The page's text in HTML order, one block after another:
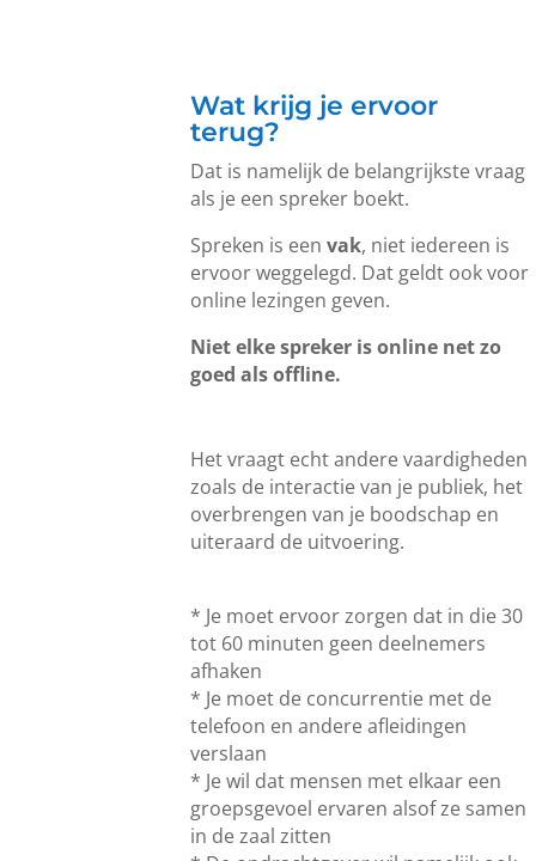
Wat krijg je ervoor
terug?
Dat is namelijk de belangrijkste vraag
als je een spreker boekt.
Spreken is een vak, niet iedereen is
ervoor weggelegd. Dat geldt ook voor
online lezingen geven.
Niet elke spreker is online net zo
goed als offline.
Het vraagt echt andere vaardigheden
zoals de interactie van je publiek, het
overbrengen van je boodschap en
uiteraard de uitvoering.
* Je moet ervoor zorgen dat in die 30
tot 60 minuten geen deelnemers
afhaken
* Je moet de concurrentie met de
telefoon en andere afleidingen
verslaan
* Je wil dat mensen met elkaar een
groepsgevoel ervaren alsof ze samen
in de zaal zitten